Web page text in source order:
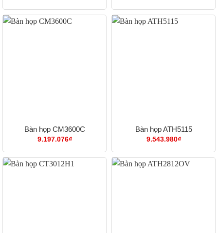
Bàn họp CM3600C
9.197.076₫
Bàn họp ATH5115
9.543.980₫